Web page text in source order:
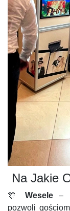
Na Jakie
🎊Wesele –
pozwoli